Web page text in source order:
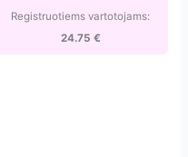
TPO/HEMA
Registruotiems vartotojams:
24.75 €